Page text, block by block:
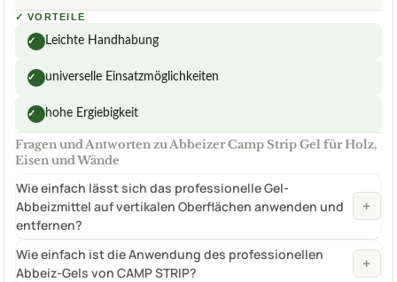
✓ VORTEILE
✓ Leichte Handhabung
✓ universelle Einsatzmöglichkeiten
✓ hohe Ergiebigkeit
Fragen und Antworten zu Abbeizer Camp Strip Gel für Holz,
Eisen und Wände
Wie einfach lässt sich das professionelle Gel-
Abbeizmittel auf vertikalen Oberflächen anwenden und
entfernen?
+
Wie einfach ist die Anwendung des professionellen
Abbeiz-Gels von CAMP STRIP?
+